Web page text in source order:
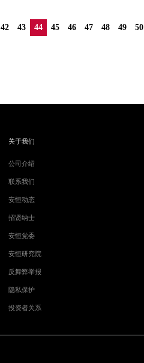
42 43 44 45 46 47 48 49 50
关于我们
公司介绍
联系我们
安恒动态
招贤纳士
安恒党委
安恒研究院
反舞弊举报
隐私保护
投资者关系